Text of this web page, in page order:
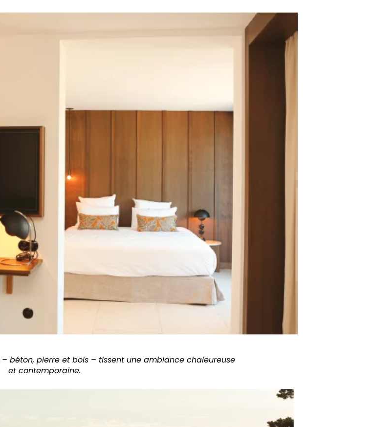
– béton, pierre et bois – tissent une ambiance chaleureuse
et contemporaine.